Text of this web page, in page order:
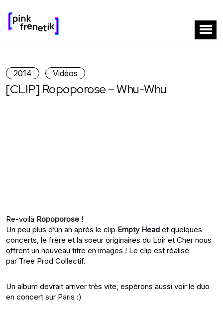
2014 Vidéos
[CLIP] Ropoporose – Whu-Whu
Re-voilà Ropoporose !
Un peu plus d’un an après le clip Empty Head et quelques
concerts, le frère et la soeur originaires du Loir et Cher nous
offrent un nouveau titre en images ! Le clip est réalisé
par Tree Prod Collectif.
Un album devrait arriver très vite, espérons aussi voir le duo
en concert sur Paris :)